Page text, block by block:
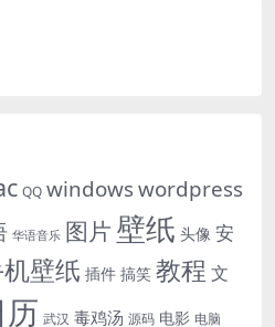
QQ windowswordpress
华语音乐 图片 壁纸 头像 安
壁纸 插件 搞笑 教程 文
历 武汉 毒鸡汤 源码 电影 电脑